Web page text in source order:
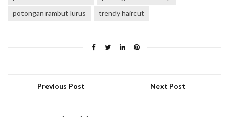
potongan rambut lurus
trendy haircut
Previous Post Next Post